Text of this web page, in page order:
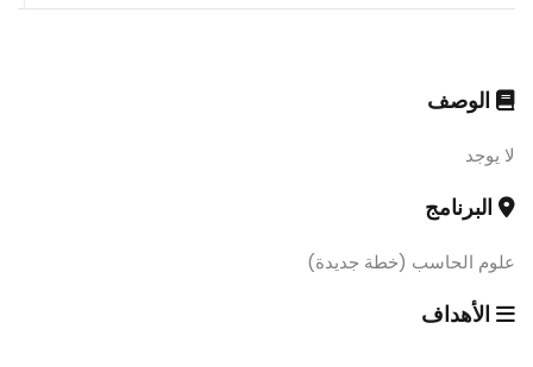
الوصف
لا يوجد
البرنامج
علوم الحاسب (خطة جديدة)
الأهداف